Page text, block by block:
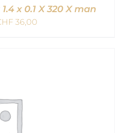
x 0.1 X 320 X man
36,00